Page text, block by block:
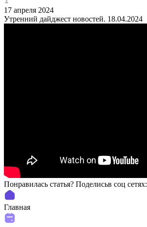
17 апреля 2024
Утренний дайджест новостей. 18.04.2024
Понравилась статья? Поделиcьв соц сетях:
Главная